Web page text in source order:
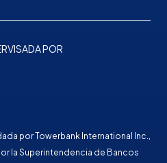
POR
por Towerbank International Inc.,
la Superintendencia de Bancos